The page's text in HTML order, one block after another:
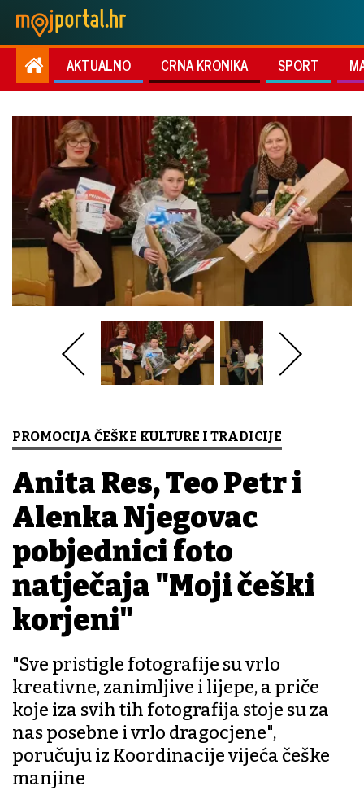
AKTUALNO CRNA KRONIKA SPORT
PROMOCIJA ČEŠKE KULTURE I TRADICIJE
Anita Res, Teo Petr i
Alenka Njegovac
pobjednici foto
natječaja "Moji češki
korjeni"
"Sve pristigle fotografije su vrlo
kreativne, zanimljive i lijepe, a priče
koje iza svih tih fotografija stoje su za
nas posebne i vrlo dragocjene",
poručuju iz Koordinacije vijeća češke
manjine